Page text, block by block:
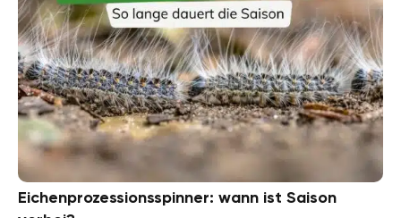
Eichenprozessionsspinner: wann ist Saison